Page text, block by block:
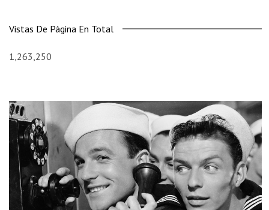
Vistas De Página En Total
1,263,250